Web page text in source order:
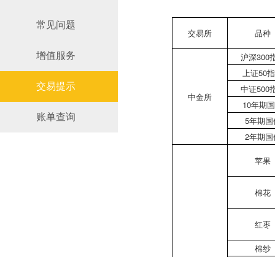
常见问题
增值服务
交易提示
账单查询
交易所 品种
中金所
沪深300
上证50
中证500
10年期
5年期
2年期
苹果
棉花
红枣
棉纱